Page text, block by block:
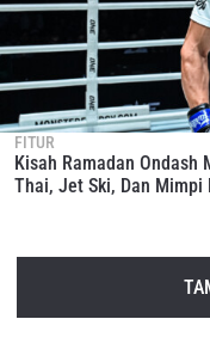
FITUR
Kisah Ramadan Ondash
Thai, Jet Ski, Dan Mimpi